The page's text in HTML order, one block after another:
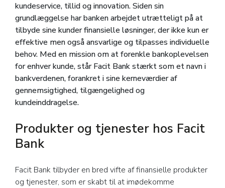
kundeservice, tillid og innovation. Siden sin
grundlæggelse har banken arbejdet utrætteligt på at
tilbyde sine kunder finansielle løsninger, der ikke kun er
effektive men også ansvarlige og tilpasses individuelle
behov. Med en mission om at forenkle bankoplevelsen
for enhver kunde, står Facit Bank stærkt som et navn i
bankverdenen, forankret i sine kerneværdier af
gennemsigtighed, tilgængelighed og
kundeinddragelse.
Produkter og tjenester hos Facit
Bank
Facit Bank tilbyder en bred vifte af finansielle produkter
og tjenester, som er skabt til at imødekomme